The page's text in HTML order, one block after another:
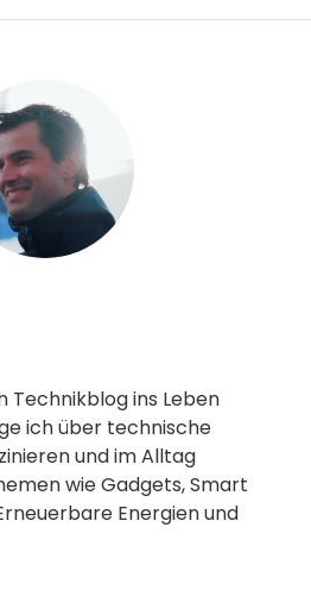
Technikblog ins Leben
ich über technische
und im Alltag
wie Gadgets, Smart
Energien und